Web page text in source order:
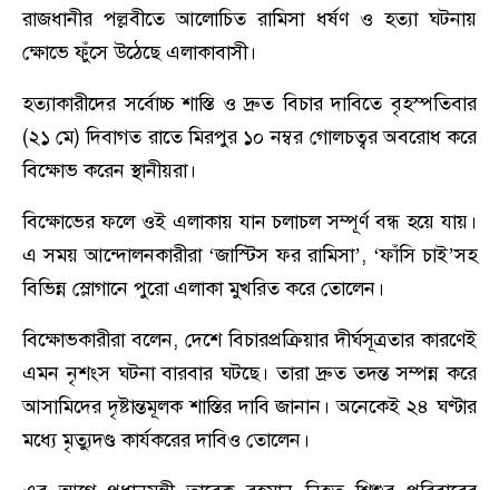
রাজধানীর পল্লবীতে আলোচিত রামিসা ধর্ষণ ও হত্যা ঘটনায়
ক্ষোভে ফুঁসে উঠেছে এলাকাবাসী।
হত্যাকারীদের সর্বোচ্চ শাস্তি ও দ্রুত বিচার দাবিতে বৃহস্পতিবার
(২১ মে) দিবাগত রাতে মিরপুর ১০ নম্বর গোলচত্বর অবরোধ করে
বিক্ষোভ করেন স্থানীয়রা।
বিক্ষোভের ফলে ওই এলাকায় যান চলাচল সম্পূর্ণ বন্ধ হয়ে যায়।
এ সময় আন্দোলনকারীরা ‘জাস্টিস ফর রামিসা’, ‘ফাঁসি চাই’সহ
বিভিন্ন স্লোগানে পুরো এলাকা মুখরিত করে তোলেন।
বিক্ষোভকারীরা বলেন, দেশে বিচারপ্রক্রিয়ার দীর্ঘসূত্রতার কারণেই
এমন নৃশংস ঘটনা বারবার ঘটছে। তারা দ্রুত তদন্ত সম্পন্ন করে
আসামিদের দৃষ্টান্তমূলক শাস্তির দাবি জানান। অনেকেই ২৪ ঘণ্টার
মধ্যে মৃত্যুদণ্ড কার্যকরের দাবিও তোলেন।